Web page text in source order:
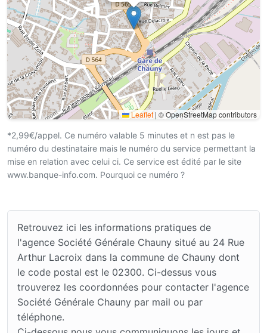
Leaflet | © OpenStreetMap contributors
*2,99€/appel. Ce numéro valable 5 minutes et n est pas le
numéro du destinataire mais le numéro du service permettant la
mise en relation avec celui ci. Ce service est édité par le site
www.banque-info.com. Pourquoi ce numéro ?
Retrouvez ici les informations pratiques de
l'agence Société Générale Chauny situé au 24 Rue
Arthur Lacroix dans la commune de Chauny dont
le code postal est le 02300. Ci-dessus vous
trouverez les coordonnées pour contacter l'agence
Société Générale Chauny par mail ou par
téléphone.